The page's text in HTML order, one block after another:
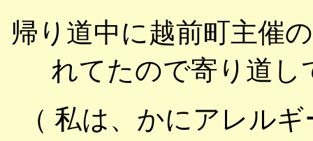
帰り道中に越前町主催
れてたので寄り道し
（ 私は、かにアレル